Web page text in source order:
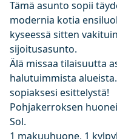
Tämä asunto sopii
modernia kotia
kyseessä sitten
sijoitusasunto.
Älä missaa tilaisuutta
halutuimmista
sopiaksesi esittelystä!
Pohjakerroksen
Sol.
1 makuuhuone, 1